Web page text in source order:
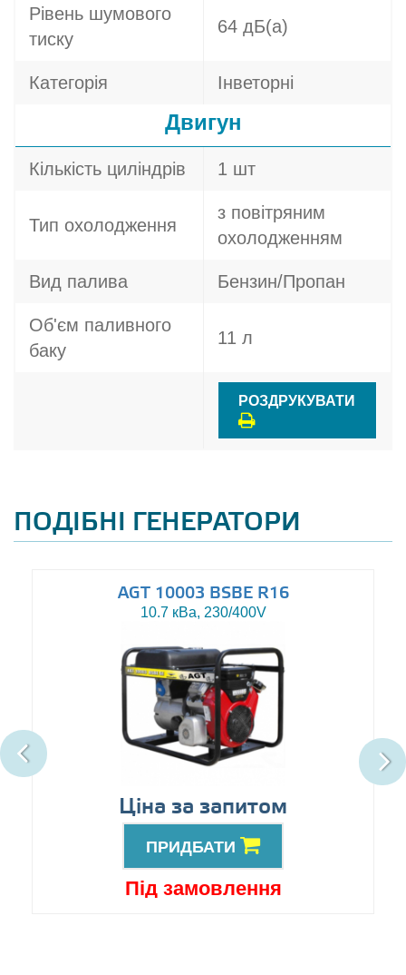
Рівень шумового
тиску
64 дБ(а)
Категорія Інветорні
Двигун
Кількість циліндрів 1 шт
Тип охолодження
з повітряним
охолодженням
Вид палива Бензин/Пропан
Об'єм паливного
баку
11 л
РОЗДРУКУВАТИ
ПОДІБНІ ГЕНЕРАТОРИ
AGT 10003 BSBE R16
10.7 кВа, 230/400V
Ціна за запитом
ПРИДБАТИ
Під замовлення